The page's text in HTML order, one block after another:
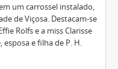
um carrossel instalado,
de Viçosa. Destacam-se
Rolfs e a miss Clarisse
e filha de P. H.